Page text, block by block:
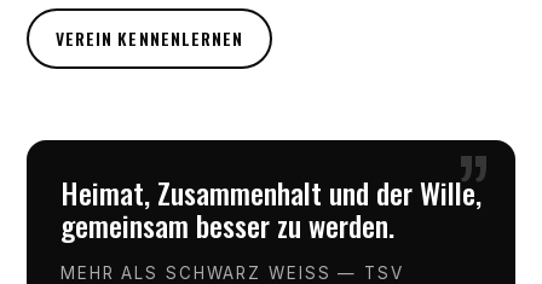
VEREIN KENNENLERNEN
”
Heimat, Zusammenhalt und der Wille,
gemeinsam besser zu werden.
MEHR ALS SCHWARZ WEISS — TSV